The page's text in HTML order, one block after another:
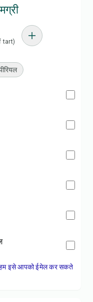
tart)
इसे आपको ईमेल कर सकते